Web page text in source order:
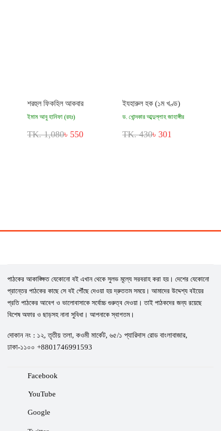
শরহুল ফিকহিল আকবার
ইমাম আবু হানিফা (রহঃ)
TK. 1,080৳ 550
ইযহারুল হক (১ম খণ্ড)
ড. খোন্দকার আব্দুল্লাহ জাহাঙ্গীর
TK. 430৳ 301
পাঠকের আকাঙ্ক্ষিত যেকোনো বই এখান থেকে সুলভ মূল্যে সরবরাহ করা হয়। দেশের যেকোনো
প্রান্তের পাঠকের কাছে সে বই পৌঁছে দেওয়া হয় দ্রুততম সময়ে। আমাদের উদ্দেশ্য বইয়ের
প্রতি পাঠকের আবেগ ও ভালোবাসাকে সর্বোচ্চ গুরুত্ব দেওয়া। তাই পাঠকদের জন্য রয়েছে
বিশেষ অফার ও ছাড়সহ নানা সুবিধা। আপনাকে স্বাগতম।
দোকান নং : ১২, তৃতীয় তলা, কওমী মার্কেট, ৬৫/১ প্যারিদাস রোড বাংলাবাজার,
ঢাকা-১১০০ +8801746991593
Facebook
YouTube
Google